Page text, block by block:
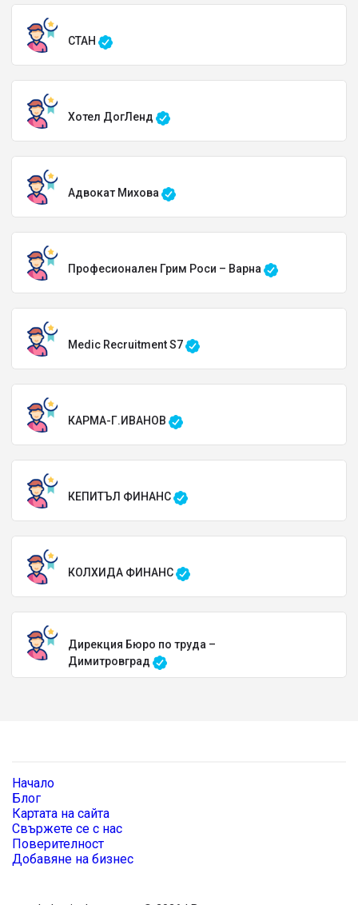
СТАН
Хотел ДогЛенд
Адвокат Михова
Професионален Грим Роси – Варна
Medic Recruitment S7
КАРМА-Г.ИВАНОВ
КЕПИТЪЛ ФИНАНС
КОЛХИДА ФИНАНС
Дирекция Бюро по труда –
Димитровград
Начало
Блог
Картата на сайта
Свържете се с нас
Поверителност
Добавяне на бизнес